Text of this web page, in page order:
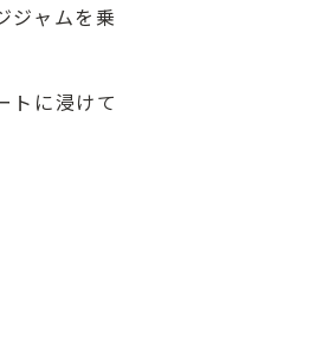
ジャムを乗
トに浸けて